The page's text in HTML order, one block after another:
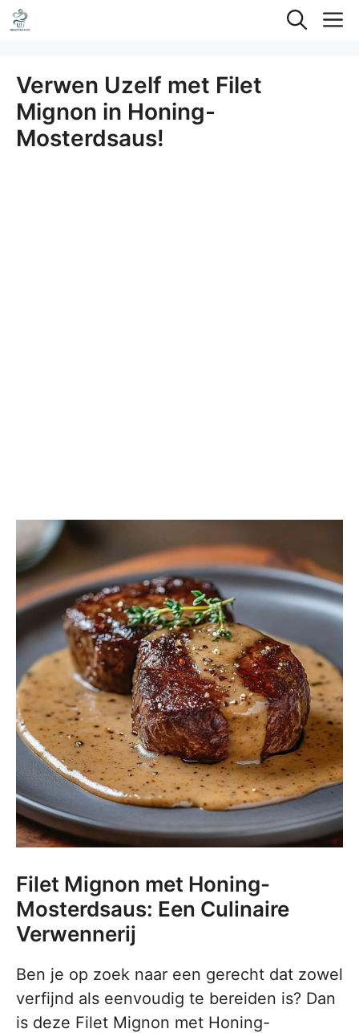
Ga
naar
inhoud
Verwen Uzelf met Filet
Mignon in Honing-
Mosterdsaus!
Filet Mignon met Honing-
Mosterdsaus: Een Culinaire
Verwennerij
Ben je op zoek naar een gerecht dat zowel
verfijnd als eenvoudig te bereiden is? Dan
is deze Filet Mignon met Honing-